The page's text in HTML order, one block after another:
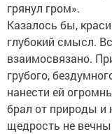
грянул гром».
Казалось бы,
глубокий смысл.
взаимосвязано.
грубого,
нанести ей
брал от природы и
щедрость не